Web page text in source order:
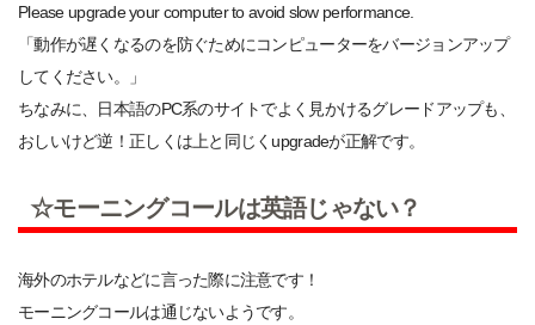
Please upgrade your computer to avoid slow performance.
「動作が遅くなるのを防ぐためにコンピューターをバージョンアップ
してください。」
ちなみに、日本語のPC系のサイトでよく見かけるグレードアップも、
おしいけど逆！正しくは上と同じくupgradeが正解です。
☆モーニングコールは英語じゃない？
海外のホテルなどに言った際に注意です！
モーニングコールは通じないようです。